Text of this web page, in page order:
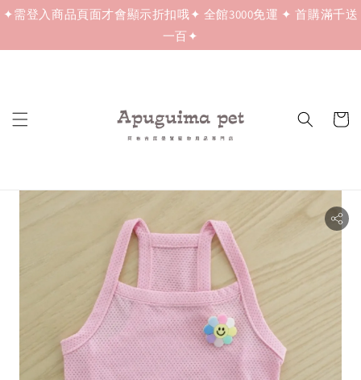
✦需登入商品頁面才會顯示折扣哦✦ 全館3000免運 ✦ 首購滿千送
一百✦